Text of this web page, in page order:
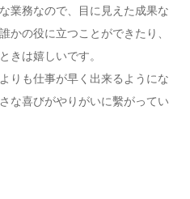
業務なので、目に見えた成果な
かの役に立つことができたり、
きは嬉しいです。
りも仕事が早く出来るようにな
な喜びがやりがいに繫がってい